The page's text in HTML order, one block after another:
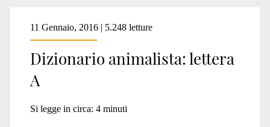
Tag:
<span>Abolition</span>
11 Gennaio, 2016 | 5.248 letture
Dizionario animalista: lettera
A
Si legge in circa: 4 minuti